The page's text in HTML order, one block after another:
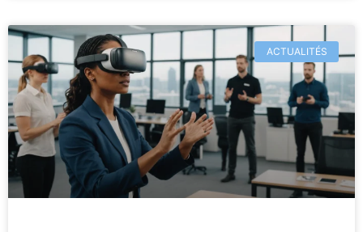
ACTUALITÉS